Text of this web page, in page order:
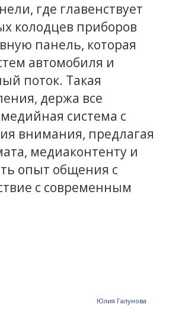
где главенствует
колодцев приборов
панель, которая
автомобиля и
поток. Такая
держа все
система с
внимания, предлагая
медиаконтенту и
опыт общения с
с современным
Юлия Галунова